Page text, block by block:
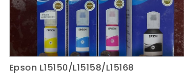
Харах
Epson L15150/L15158/L15168